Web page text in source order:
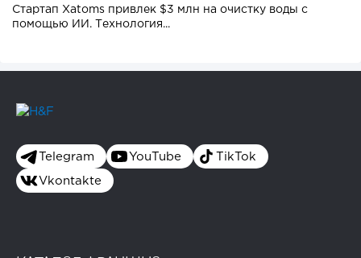
Стартап Xatoms привлек $3 млн на очистку воды с
помощью ИИ. Технология...
Telegram YouTube TikTok
Vkontakte